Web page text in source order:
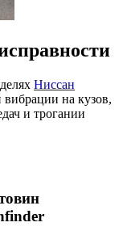
Ниссан
на кузов,
и трогании